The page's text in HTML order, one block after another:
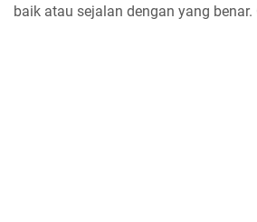
baik atau sejalan dengan yang benar.